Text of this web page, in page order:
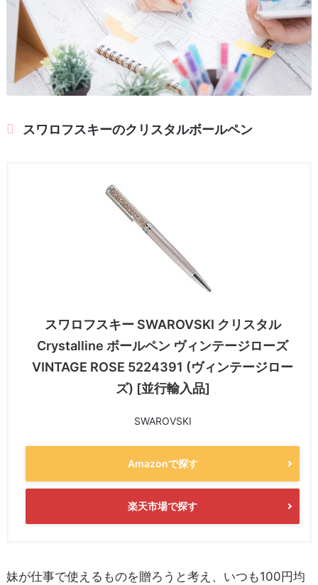
スワロフスキーのクリスタルボールペン
スワロフスキー SWAROVSKI クリスタル
Crystalline ボールペン ヴィンテージローズ
VINTAGE ROSE 5224391 (ヴィンテージロー
ズ) [並行輸入品]
SWAROVSKI
Amazonで探す
楽天市場で探す
妹が仕事で使えるものを贈ろうと考え、いつも100円均